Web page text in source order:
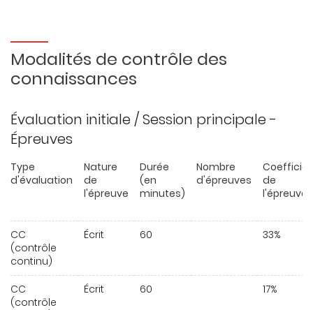
Modalités de contrôle des
connaissances
Évaluation initiale / Session principale -
Épreuves
Type
d'évaluation
Nature
de
l'épreuve
Durée
(en
minutes)
Nombre
d'épreuves
de
l'épreuve
CC
(contrôle
continu)
Écrit 60 33%
CC
(contrôle
Écrit 60 17%